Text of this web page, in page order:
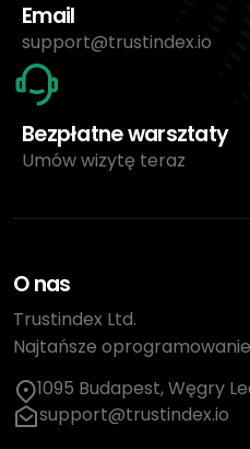
Email
support@trustindex.io
Bezpłatne warsztaty
Umów wizytę teraz
O nas
Trustindex Ltd.
Najtańsze
1095 Budapest, Węgry
support@trustindex.io